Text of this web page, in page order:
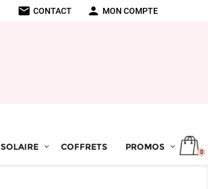
mail CONTACT person MON COMPTE
SOLAIRE COFFRETS PROMOS 0